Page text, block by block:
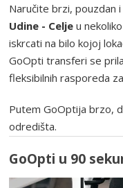
Naručite brzi, pouzdan
Udine - Celje u
iskrcati na bilo kojoj
GoOpti transferi se
fleksibilnih rasporeda
Putem GoOptija brzo,
odredišta.
GoOpti u 90